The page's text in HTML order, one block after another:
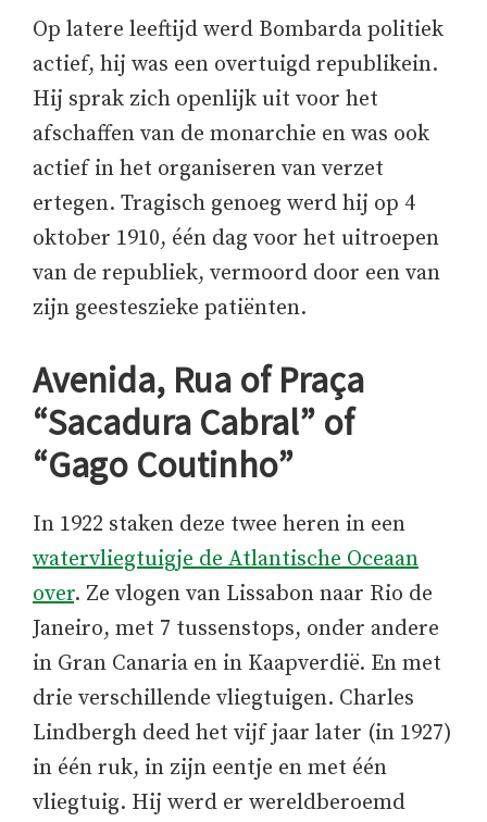
Op latere leeftijd werd Bombarda politiek
actief, hij was een overtuigd republikein.
Hij sprak zich openlijk uit voor het
afschaffen van de monarchie en was ook
actief in het organiseren van verzet
ertegen. Tragisch genoeg werd hij op 4
oktober 1910, één dag voor het uitroepen
van de republiek, vermoord door een van
zijn geesteszieke patiënten.
Avenida, Rua of Praça
“Sacadura Cabral” of
“Gago Coutinho”
In 1922 staken deze twee heren in een
watervliegtuigje de Atlantische Oceaan
over. Ze vlogen van Lissabon naar Rio de
Janeiro, met 7 tussenstops, onder andere
in Gran Canaria en in Kaapverdië. En met
drie verschillende vliegtuigen. Charles
Lindbergh deed het vijf jaar later (in 1927)
in één ruk, in zijn eentje en met één
vliegtuig. Hij werd er wereldberoemd